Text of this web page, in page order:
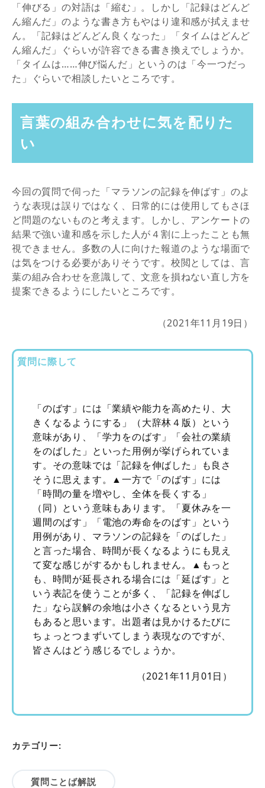
「伸びる」の対語は「縮む」。しかし「記録はどんど
ん縮んだ」のような書き方もやはり違和感が拭えませ
ん。「記録はどんどん良くなった」「タイムはどんど
ん縮んだ」ぐらいが許容できる書き換えでしょうか。
「タイムは……伸び悩んだ」というのは「今一つだっ
た」ぐらいで相談したいところです。
言葉の組み合わせに気を配りた
い
今回の質問で伺った「マラソンの記録を伸ばす」のよ
うな表現は誤りではなく、日常的には使用してもさほ
ど問題のないものと考えます。しかし、アンケートの
結果で強い違和感を示した人が４割に上ったことも無
視できません。多数の人に向けた報道のような場面で
は気をつける必要がありそうです。校閲としては、言
葉の組み合わせを意識して、文意を損ねない直し方を
提案できるようにしたいところです。
（2021年11月19日）
質問に際して
「のばす」には「業績や能力を高めたり、大
きくなるようにする」（大辞林４版）という
意味があり、「学力をのばす」「会社の業績
をのばした」といった用例が挙げられていま
す。その意味では「記録を伸ばした」も良さ
そうに思えます。▲一方で「のばす」には
「時間の量を増やし、全体を長くする」
（同）という意味もあります。「夏休みを一
週間のばす」「電池の寿命をのばす」という
用例があり、マラソンの記録を「のばした」
と言った場合、時間が長くなるようにも見え
て変な感じがするかもしれません。▲もっと
も、時間が延長される場合には「延ばす」と
いう表記を使うことが多く、「記録を伸ばし
た」なら誤解の余地は小さくなるという見方
もあると思います。出題者は見かけるたびに
ちょっとつまずいてしまう表現なのですが、
皆さんはどう感じるでしょうか。
（2021年11月01日）
カテゴリー:
質問ことば解説